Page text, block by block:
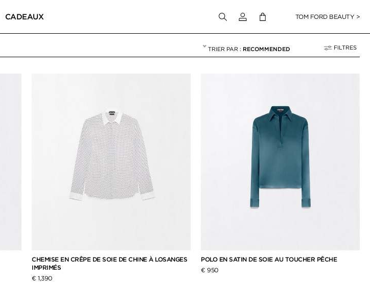
CADEAUX Connectez-vous à votre compte
TOM FORD BEAUTY >
RECOMMENDED FILTRES
CHEMISE EN CRÊPE DE SOIE DE CHINE À LOSANGES
IMPRIMÉS
€ 1,390
POLO EN SATIN DE SOIE AU TOUCHER PÊCHE
€ 950